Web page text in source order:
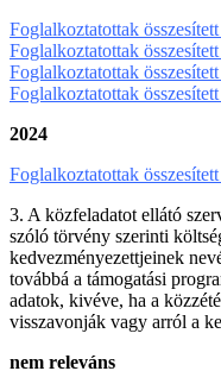
Foglalkoztatottak
Foglalkoztatottak
Foglalkoztatottak
Foglalkoztatottak
2024
Foglalkoztatottak
3. A közfeladatot ellátó
szóló törvény szerinti
kedvezményezettjeinek
továbbá a támogatási
adatok, kivéve, ha a
visszavonják vagy arról a
nem releváns